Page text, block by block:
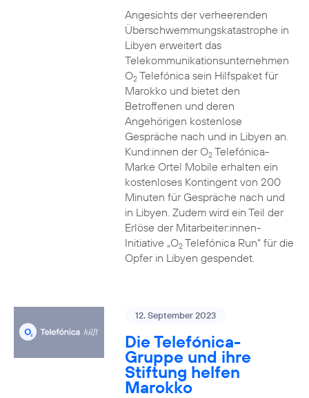
Angesichts der verheerenden
Überschwemmungskatastrophe in
Libyen erweitert das
Telekommunikationsunternehmen
O2Telefónica sein Hilfspaket für
Marokko und bietet den
Betroffenen und deren
Angehörigen kostenlose
Gespräche nach und in Libyen an.
Kund:innen der O2Telefónica-
Marke Ortel Mobile erhalten ein
kostenloses Kontingent von 200
Minuten für Gespräche nach und
in Libyen. Zudem wird ein Teil der
Erlöse der Mitarbeiter:innen-
Initiative „O2Telefónica Run“ für die
Opfer in Libyen gespendet.
12. September 2023
Die Telefónica-
Gruppe und ihre
Stiftung helfen
Marokko